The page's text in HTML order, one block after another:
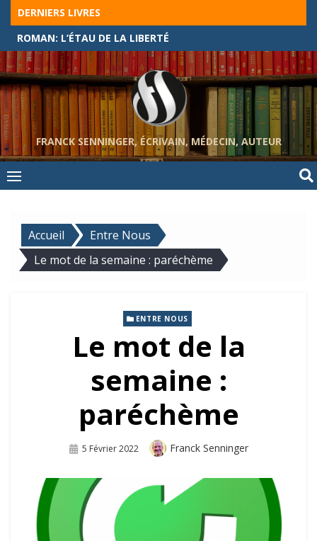
Skip
content
DERNIERS LIVRES
ROMAN: L’ÉTAU DE LA LIBERTÉ
FRANCK SENNINGER, ÉCRIVAIN, MÉDECIN, AUTEUR
Accueil
Entre Nous
Le mot de la semaine : paréchème
ENTRE NOUS
Le mot de la
semaine :
paréchème
Publié
5 Février 2022 Auteur
Franck Senninger